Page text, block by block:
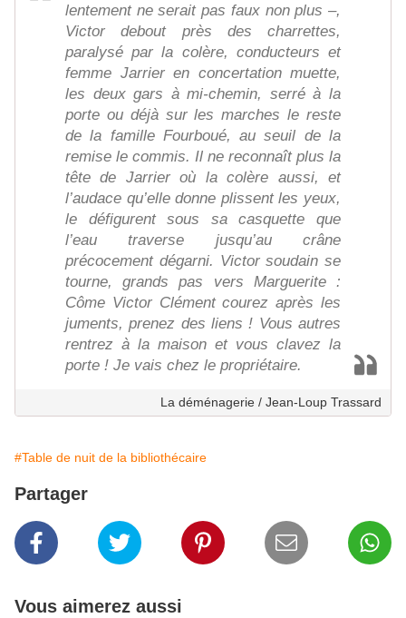
lentement ne serait pas faux non plus –,
Victor debout près des charrettes,
paralysé par la colère, conducteurs et
femme Jarrier en concertation muette,
les deux gars à mi-chemin, serré à la
porte ou déjà sur les marches le reste
de la famille Fourboué, au seuil de la
remise le commis. Il ne reconnaît plus la
tête de Jarrier où la colère aussi, et
l’audace qu’elle donne plissent les yeux,
le défigurent sous sa casquette que
l’eau traverse jusqu’au crâne
précocement dégarni. Victor soudain se
tourne, grands pas vers Marguerite :
Côme Victor Clément courez après les
juments, prenez des liens ! Vous autres
rentrez à la maison et vous clavez la
porte ! Je vais chez le propriétaire.
La déménagerie / Jean-Loup Trassard
#Table de nuit de la bibliothécaire
Partager
Vous aimerez aussi